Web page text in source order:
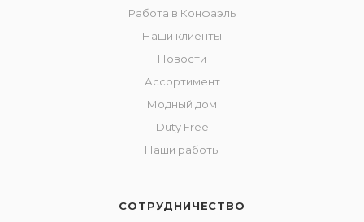
Работа в Конфаэль
Наши клиенты
Новости
Ассортимент
Модный дом
Duty Free
Наши работы
СОТРУДНИЧЕСТВО